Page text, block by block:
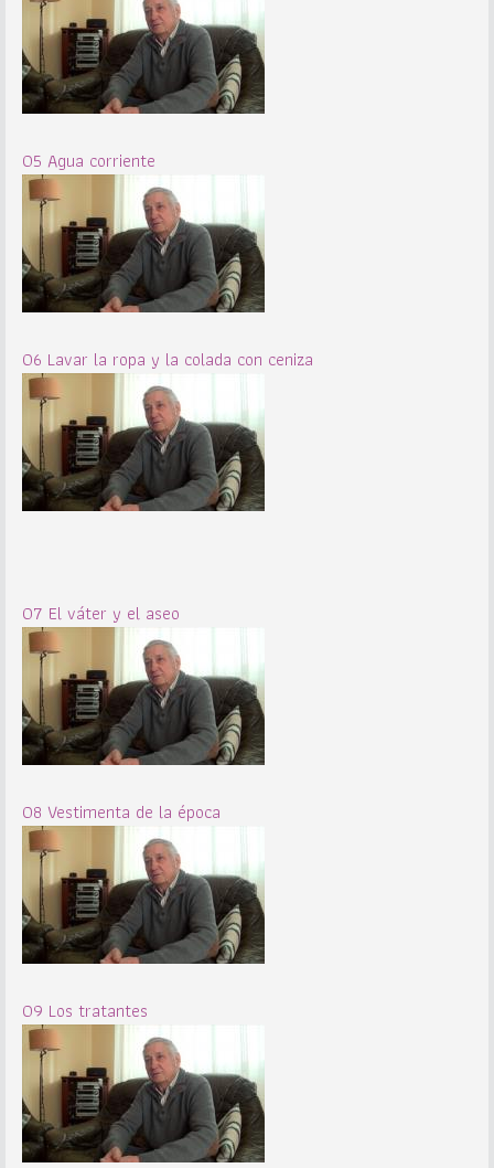
05 Agua corriente
06 Lavar la ropa y la colada con ceniza
07 El váter y el aseo
08 Vestimenta de la época
09 Los tratantes